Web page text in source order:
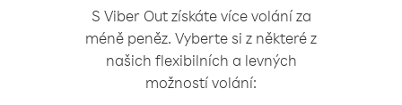
S Viber Out získáte více volání za
méně peněz. Vyberte si z některé z
našich flexibilních a levných
možností volání: